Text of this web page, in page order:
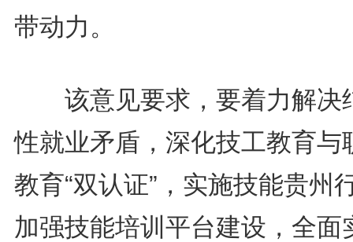
带动力。
该意见要求，要着力解决
性就业矛盾，深化技工教育与
教育“双认证”，实施技能贵州
加强技能培训平台建设，全面